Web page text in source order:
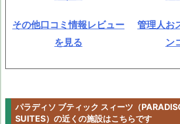
その他口コミ情報レビュー
を見る
管理人お
ン
パラディソ ブティック スィーツ（
SUITES）の近くの施設はこちらです